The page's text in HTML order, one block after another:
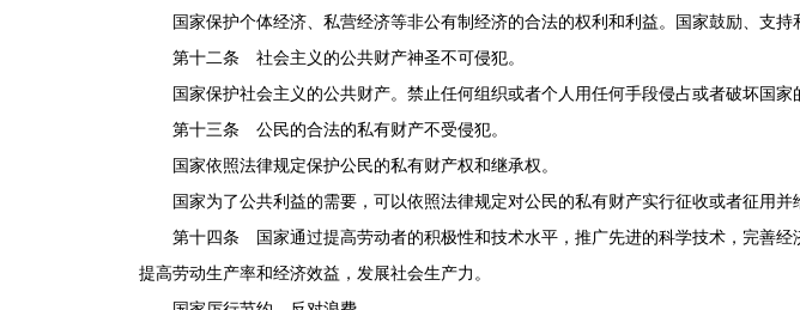
国家保护个体经济、私营经济等非公有制经济的合法的权利和利益。国家鼓励、支持
第十二条 社会主义的公共财产神圣不可侵犯。
国家保护社会主义的公共财产。禁止任何组织或者个人用任何手段侵占或者破坏国家
第十三条 公民的合法的私有财产不受侵犯。
国家依照法律规定保护公民的私有财产权和继承权。
国家为了公共利益的需要，可以依照法律规定对公民的私有财产实行征收或者征用并
第十四条 国家通过提高劳动者的积极性和技术水平，推广先进的科学技术，完善经
提高劳动生产率和经济效益，发展社会生产力。